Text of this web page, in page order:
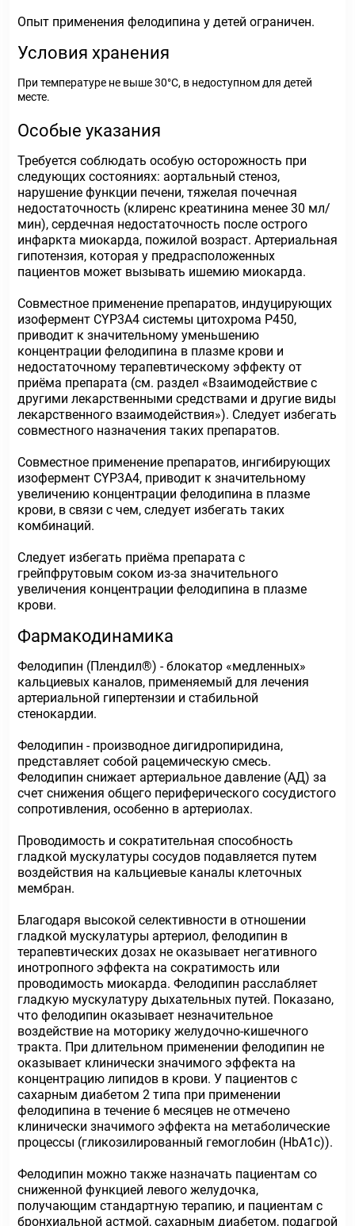
Опыт применения фелодипина у детей ограничен.
Условия хранения
При температуре не выше 30°С, в недоступном для детей
месте.
Особые указания
Требуется соблюдать особую осторожность при
следующих состояниях: аортальный стеноз,
нарушение функции печени, тяжелая почечная
недостаточность (клиренс креатинина менее 30 мл/
мин), сердечная недостаточность после острого
инфаркта миокарда, пожилой возраст. Артериальная
гипотензия, которая у предрасположенных
пациентов может вызывать ишемию миокарда.
Совместное применение препаратов, индуцирующих
изофермент CYP3A4 системы цитохрома P450,
приводит к значительному уменьшению
концентрации фелодипина в плазме крови и
недостаточному терапевтическому эффекту от
приёма препарата (см. раздел «Взаимодействие с
другими лекарственными средствами и другие виды
лекарственного взаимодействия»). Следует избегать
совместного назначения таких препаратов.
Совместное применение препаратов, ингибирующих
изофермент CYP3A4, приводит к значительному
увеличению концентрации фелодипина в плазме
крови, в связи с чем, следует избегать таких
комбинаций.
Следует избегать приёма препарата с
грейпфрутовым соком из-за значительного
увеличения концентрации фелодипина в плазме
крови.
Фармакодинамика
Фелодипин (Плендил®) - блокатор «медленных»
кальциевых каналов, применяемый для лечения
артериальной гипертензии и стабильной
стенокардии.
Фелодипин - производное дигидропиридина,
представляет собой рацемическую смесь.
Фелодипин снижает артериальное давление (АД) за
счет снижения общего периферического сосудистого
сопротивления, особенно в артериолах.
Проводимость и сократительная способность
гладкой мускулатуры сосудов подавляется путем
воздействия на кальциевые каналы клеточных
мембран.
Благодаря высокой селективности в отношении
гладкой мускулатуры артериол, фелодипин в
терапевтических дозах не оказывает негативного
инотропного эффекта на сократимость или
проводимость миокарда. Фелодипин расслабляет
гладкую мускулатуру дыхательных путей. Показано,
что фелодипин оказывает незначительное
воздействие на моторику желудочно-кишечного
тракта. При длительном применении фелодипин не
оказывает клинически значимого эффекта на
концентрацию липидов в крови. У пациентов с
сахарным диабетом 2 типа при применении
фелодипина в течение 6 месяцев не отмечено
клинически значимого эффекта на метаболические
процессы (гликозилированный гемоглобин (HbA1c)).
Фелодипин можно также назначать пациентам со
сниженной функцией левого желудочка,
получающим стандартную терапию, и пациентам с
бронхиальной астмой, сахарным диабетом, подагрой